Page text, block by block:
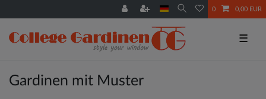
0 0,00 EUR
☰
Gardinen mit Muster